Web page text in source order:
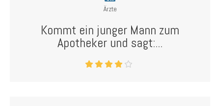
Ärzte
Kommt ein junger Mann zum
Apotheker und sagt:...